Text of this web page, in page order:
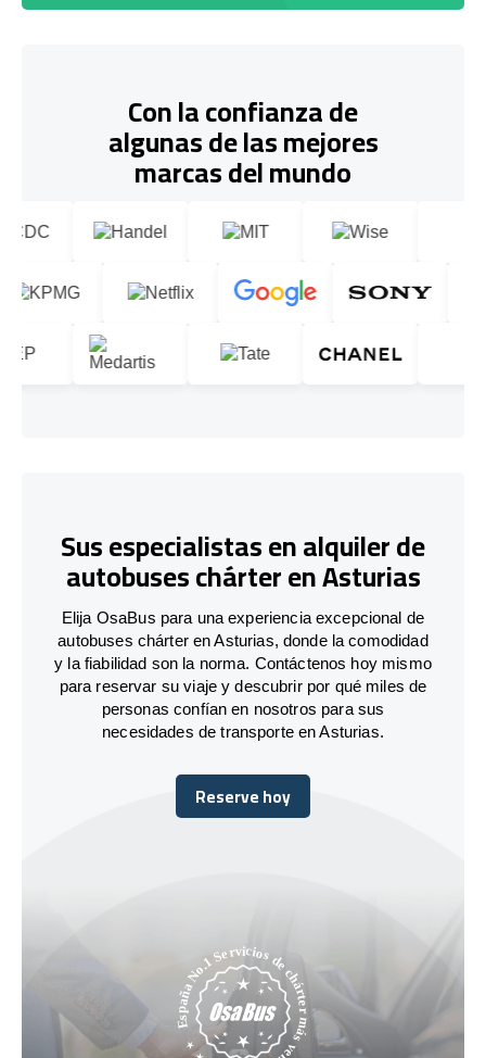
Con la confianza de
algunas de las mejores
marcas del mundo
Sus especialistas en alquiler de
autobuses chárter en Asturias
Elija OsaBus para una experiencia excepcional de
autobuses chárter en Asturias, donde la comodidad
y la fiabilidad son la norma. Contáctenos hoy mismo
para reservar su viaje y descubrir por qué miles de
personas confían en nosotros para sus
necesidades de transporte en Asturias.
Reserve hoy
Reserve hoy